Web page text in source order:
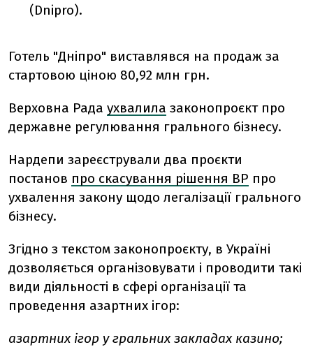
(Dnipro).
Готель "Дніпро" виставлявся на продаж за
стартовою ціною 80,92 млн грн.
Верховна Рада ухвалила законопроєкт про
державне регулювання грального бізнесу.
Нардепи зареєстрували два проєкти
постанов про скасування рішення ВР про
ухвалення закону щодо легалізації грального
бізнесу.
Згідно з текстом законопроєкту, в Україні
дозволяється організовувати і проводити такі
види діяльності в сфері організації та
проведення азартних ігор:
азартних ігор у гральних закладах казино;